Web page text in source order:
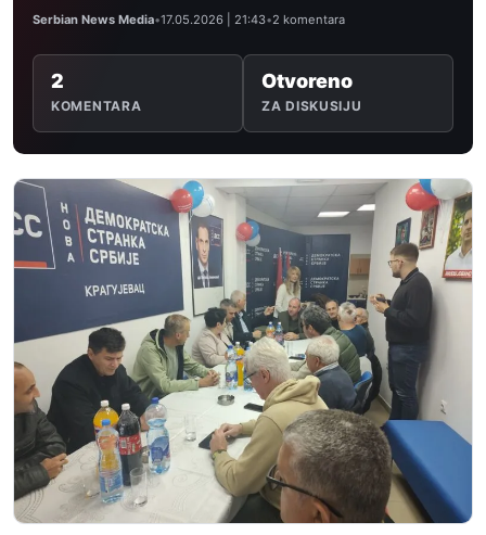
Serbian News Media•17.05.2026 | 21:43•2 komentara
2
KOMENTARA
Otvoreno
ZA DISKUSIJU